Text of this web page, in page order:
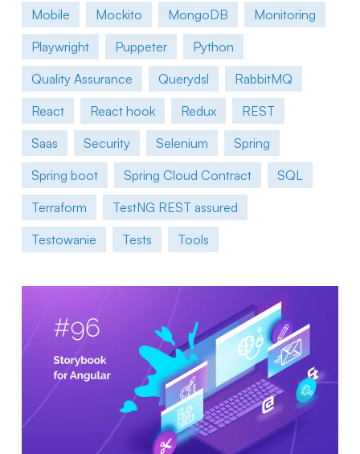
Mobile
Mockito MongoDB
Monitoring
Playwright
Puppeter
Python
Quality Assurance
Querydsl
RabbitMQ
React
React hook Redux
REST
Saas
Security Selenium
Spring
Spring boot
Spring Cloud Contract
SQL
Terraform
TestNG REST assured
Testowanie
Tests Tools